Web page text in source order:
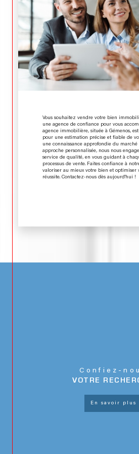
Vous souhaitez vendre votre bien
une agence de confiance pour vous
agence immobilière, située à Gémenos,
pour une estimation précise et fiable de
une connaissance approfondie du
approche personnalisée, nous nous
service de qualité, en vous guidant à
processus de vente. Faites confiance à
valoriser au mieux votre bien et optimiser
réussite. Contactez-nous dès aujourd'hui !
Confiez-
VOTRE
en savoir plus